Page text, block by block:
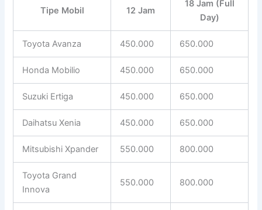
Tipe Mobil 12 Jam
18 Jam (Full
Day)
Toyota Avanza 450.000 650.000
Honda Mobilio 450.000 650.000
Suzuki Ertiga 450.000 650.000
Daihatsu Xenia 450.000 650.000
Mitsubishi Xpander 550.000 800.000
Toyota Grand
Innova
550.000 800.000